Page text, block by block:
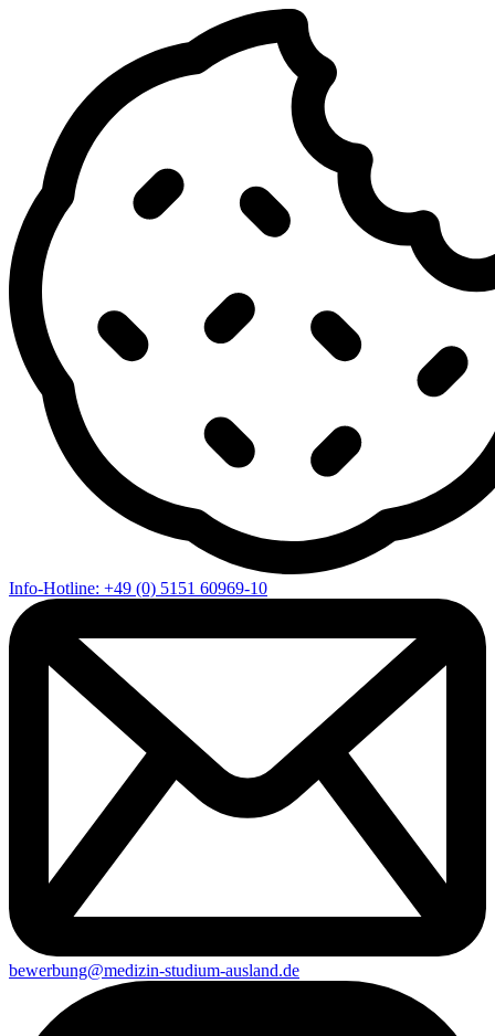
Info-Hotline: +49 (0) 5151 60969-10
bewerbung@medizin-studium-ausland.de